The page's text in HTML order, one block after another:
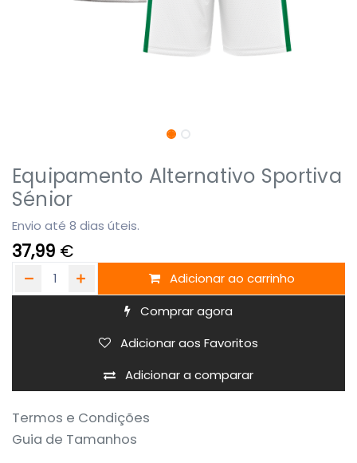
Equipamento Alternativo Sportiva
Sénior
Envio até 8 dias úteis.
37,99 €
Adicionar ao carrinho
Comprar agora
Adicionar a comparar
Adicionar aos Favoritos
Termos e Condições
Guia de Tamanhos